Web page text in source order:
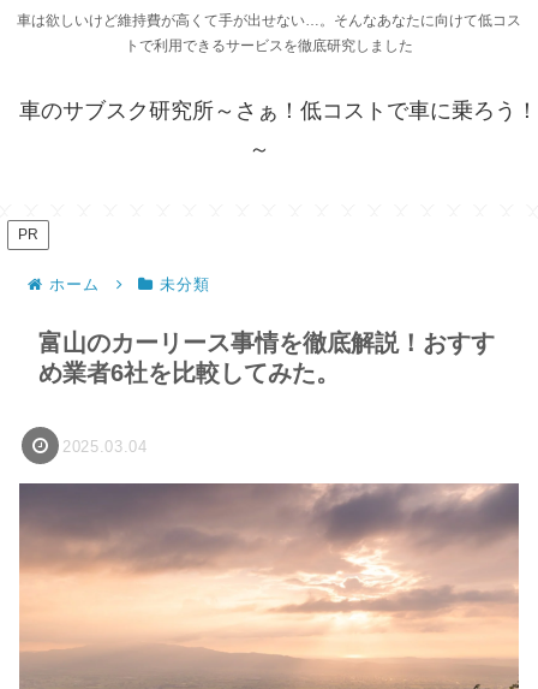
車は欲しいけど維持費が高くて手が出せない…。そんなあなたに向けて低コス
トで利用できるサービスを徹底研究しました
車のサブスク研究所～さぁ！低コストで車に乗ろう！
～
PR
ホーム 未分類
富山のカーリース事情を徹底解説！おすす
め業者6社を比較してみた。
2025.03.04